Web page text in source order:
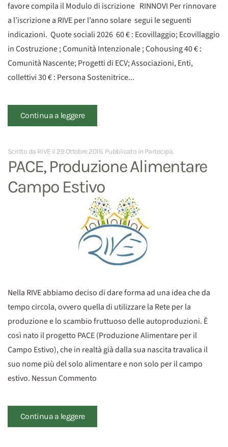
favore compila il Modulo di iscrizione RINNOVI Per rinnovare
a l’iscrizione a RIVE per l’anno solare segui le seguenti
indicazioni. Quote sociali 2026 60 € : Ecovillaggio; Ecovillaggio
in Costruzione ; Comunità Intenzionale ; Cohousing 40 € :
Comunità Nascente; Progetti di ECV; Associazioni, Enti,
collettivi 30 € : Persona Sostenitrice...
Continua a leggere
Scritto da RIVE il 29 Ottobre 2016. Pubblicato in Partecipa.
PACE, Produzione Alimentare
Campo Estivo
Nella RIVE abbiamo deciso di dare forma ad una idea che da
tempo circola, ovvero quella di utilizzare la Rete per la
produzione e lo scambio fruttuoso delle autoproduzioni. È
così nato il progetto PACE (Produzione Alimentare per il
Campo Estivo), che in realtà già dalla sua nascita travalica il
suo nome più del solo alimentare e non solo per il campo
estivo. Nessun Commento
Continua a leggere